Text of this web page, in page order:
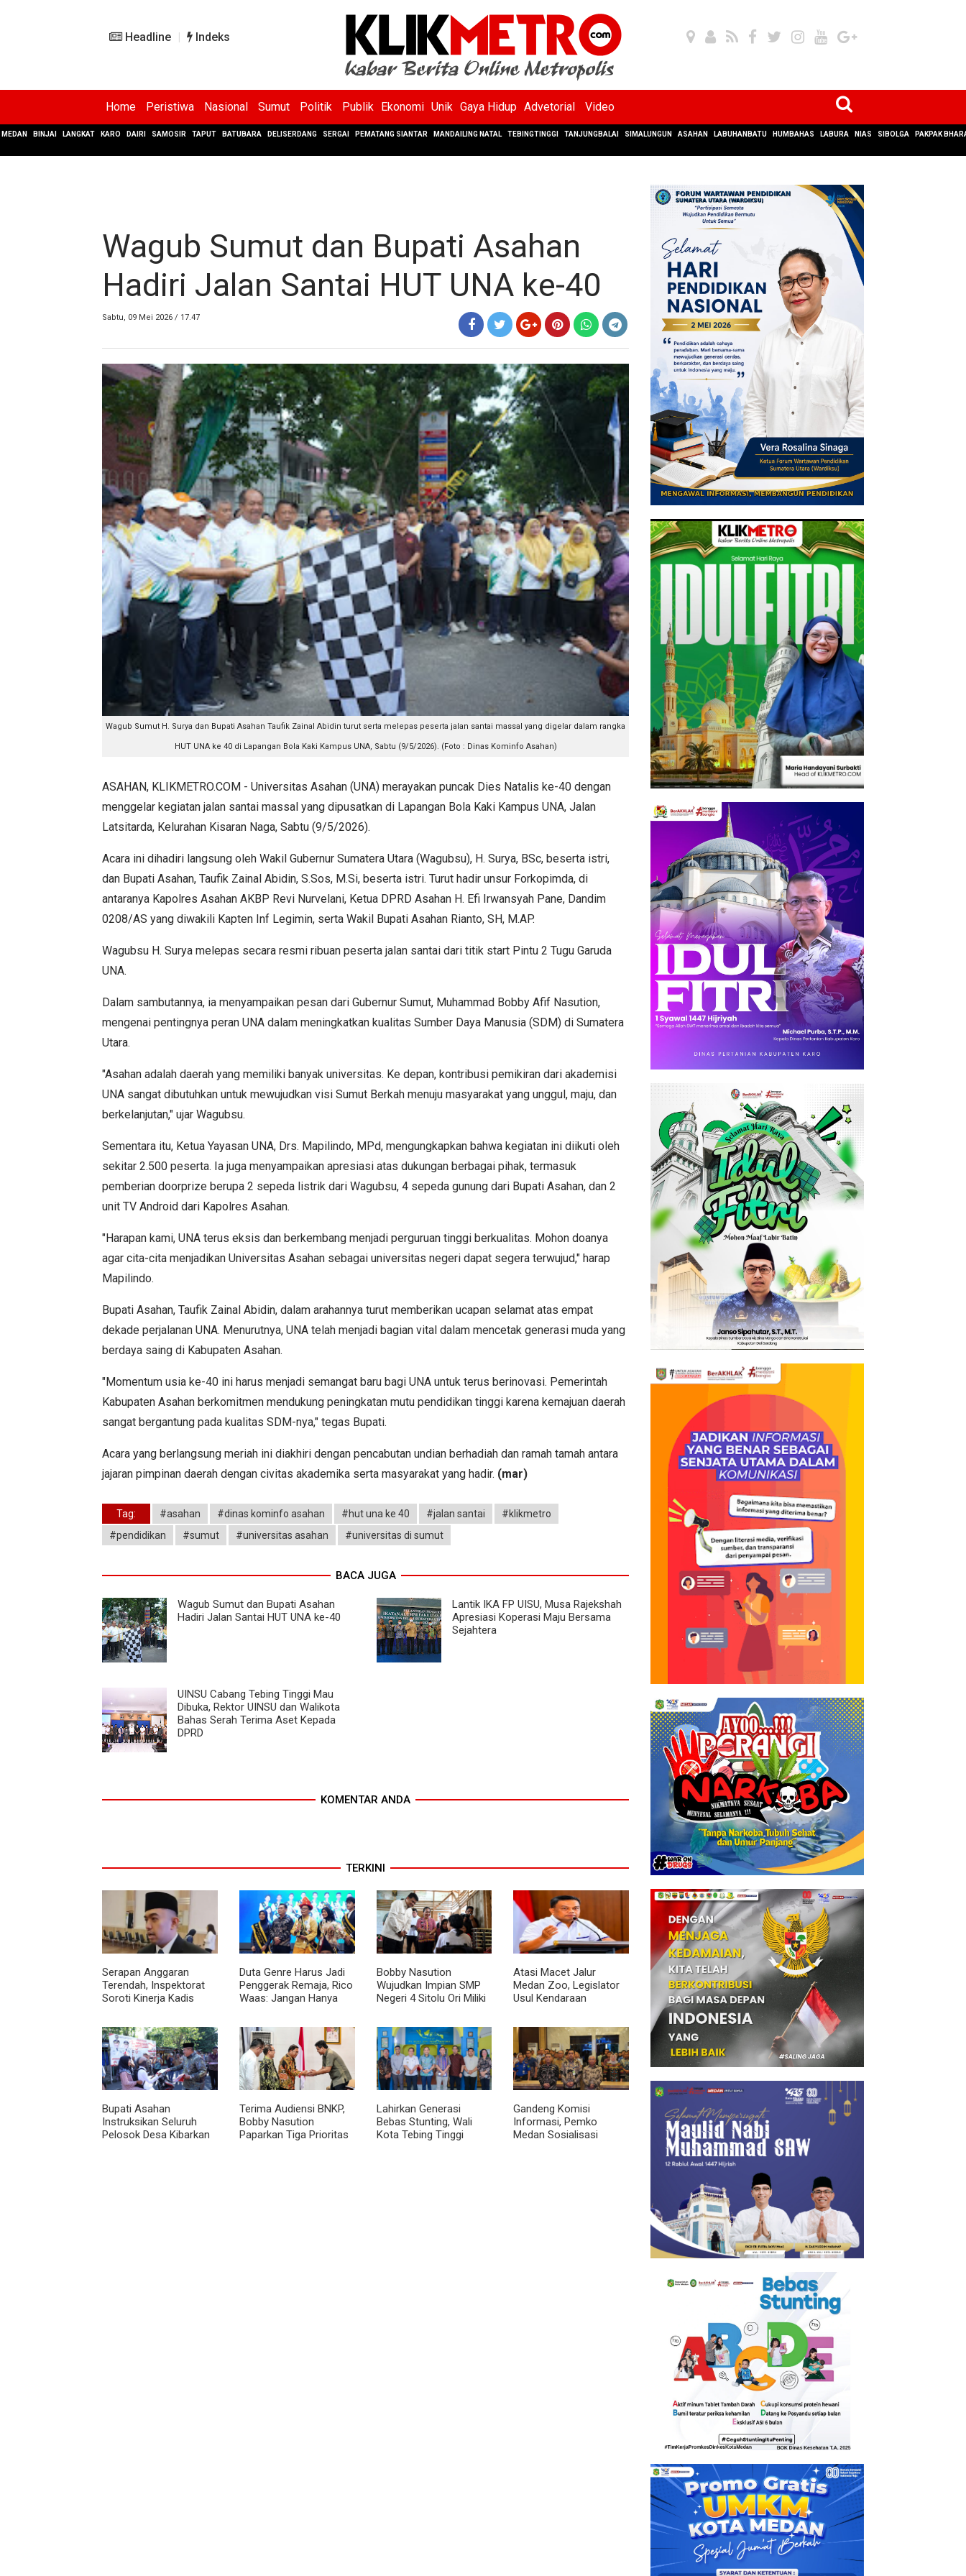
Headline Indeks
Home Peristiwa Nasional Sumut Politik Publik Ekonomi Unik Gaya Hidup Advetorial Video
MEDAN BINJAI LANGKAT KARO DAIRI SAMOSIR TAPUT BATUBARA DELISERDANG SERGAI PEMATANG SIANTAR MANDAILING NATAL TEBINGTINGGI TANJUNGBALAI SIMALUNGUN ASAHAN LABUHANBATU HUMBAHAS LABURA NIAS SIBOLGA PAKPAK
Wagub Sumut dan Bupati Asahan
Hadiri Jalan Santai HUT UNA ke-40
Sabtu, 09 Mei 2026 / 17.47
Wagub Sumut H. Surya dan Bupati Asahan Taufik Zainal Abidin turut serta melepas peserta jalan santai massal yang digelar dalam rangka
HUT UNA ke 40 di Lapangan Bola Kaki Kampus UNA, Sabtu (9/5/2026). (Foto : Dinas Kominfo Asahan)
ASAHAN, KLIKMETRO.COM - Universitas Asahan (UNA) merayakan puncak Dies Natalis ke-40 dengan
menggelar kegiatan jalan santai massal yang dipusatkan di Lapangan Bola Kaki Kampus UNA, Jalan
Latsitarda, Kelurahan Kisaran Naga, Sabtu (9/5/2026).
Acara ini dihadiri langsung oleh Wakil Gubernur Sumatera Utara (Wagubsu), H. Surya, BSc, beserta istri,
dan Bupati Asahan, Taufik Zainal Abidin, S.Sos, M.Si, beserta istri. Turut hadir unsur Forkopimda, di
antaranya Kapolres Asahan AKBP Revi Nurvelani, Ketua DPRD Asahan H. Efi Irwansyah Pane, Dandim
0208/AS yang diwakili Kapten Inf Legimin, serta Wakil Bupati Asahan Rianto, SH, M.AP.
Wagubsu H. Surya melepas secara resmi ribuan peserta jalan santai dari titik start Pintu 2 Tugu Garuda
UNA.
Dalam sambutannya, ia menyampaikan pesan dari Gubernur Sumut, Muhammad Bobby Afif Nasution,
mengenai pentingnya peran UNA dalam meningkatkan kualitas Sumber Daya Manusia (SDM) di Sumatera
Utara.
"Asahan adalah daerah yang memiliki banyak universitas. Ke depan, kontribusi pemikiran dari akademisi
UNA sangat dibutuhkan untuk mewujudkan visi Sumut Berkah menuju masyarakat yang unggul, maju, dan
berkelanjutan," ujar Wagubsu.
Sementara itu, Ketua Yayasan UNA, Drs. Mapilindo, MPd, mengungkapkan bahwa kegiatan ini diikuti oleh
sekitar 2.500 peserta. Ia juga menyampaikan apresiasi atas dukungan berbagai pihak, termasuk
pemberian doorprize berupa 2 sepeda listrik dari Wagubsu, 4 sepeda gunung dari Bupati Asahan, dan 2
unit TV Android dari Kapolres Asahan.
"Harapan kami, UNA terus eksis dan berkembang menjadi perguruan tinggi berkualitas. Mohon doanya
agar cita-cita menjadikan Universitas Asahan sebagai universitas negeri dapat segera terwujud," harap
Mapilindo.
Bupati Asahan, Taufik Zainal Abidin, dalam arahannya turut memberikan ucapan selamat atas empat
dekade perjalanan UNA. Menurutnya, UNA telah menjadi bagian vital dalam mencetak generasi muda yang
berdaya saing di Kabupaten Asahan.
"Momentum usia ke-40 ini harus menjadi semangat baru bagi UNA untuk terus berinovasi. Pemerintah
Kabupaten Asahan berkomitmen mendukung peningkatan mutu pendidikan tinggi karena kemajuan daerah
sangat bergantung pada kualitas SDM-nya," tegas Bupati.
Acara yang berlangsung meriah ini diakhiri dengan pencabutan undian berhadiah dan ramah tamah antara
jajaran pimpinan daerah dengan civitas akademika serta masyarakat yang hadir. (mar)
Tag: #asahan #dinas kominfo asahan #hut una ke 40 #jalan santai
#klikmetro
#pendidikan
#sumut #universitas asahan #universitas di sumut
BACA JUGA
Wagub Sumut dan Bupati Asahan
Hadiri Jalan Santai HUT UNA ke-40
Lantik IKA FP UISU, Musa Rajekshah
Apresiasi Koperasi Maju Bersama
Sejahtera
UINSU Cabang Tebing Tinggi Mau
Dibuka, Rektor UINSU dan Walikota
Bahas Serah Terima Aset Kepada
DPRD
KOMENTAR ANDA
TERKINI
Serapan Anggaran
Terendah, Inspektorat
Soroti Kinerja Kadis
Duta Genre Harus Jadi
Penggerak Remaja, Rico
Waas: Jangan Hanya
Bobby Nasution
Wujudkan Impian SMP
Negeri 4 Sitolu Ori Miliki
Atasi Macet Jalur
Medan Zoo, Legislator
Usul Kendaraan
Jalur Royal Sumatera
Bupati Asahan
Instruksikan Seluruh
Pelosok Desa Kibarkan
Terima Audiensi BNKP,
Bobby Nasution
Paparkan Tiga Prioritas
Lahirkan Generasi
Bebas Stunting, Wali
Kota Tebing Tinggi
Gandeng Komisi
Informasi, Pemko
Medan Sosialisasi